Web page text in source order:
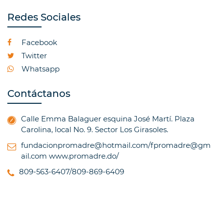
Redes Sociales
Facebook
Twitter
Whatsapp
Contáctanos
Calle Emma Balaguer esquina José Martí. Plaza
Carolina, local No. 9. Sector Los Girasoles.
fundacionpromadre@hotmail.com/fpromadre@gm
ail.com www.promadre.do/
809-563-6407/809-869-6409